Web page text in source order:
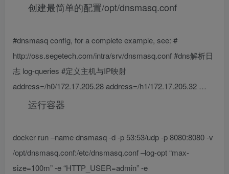
创建最简单的配置/opt/dnsmasq.conf
#dnsmasq config, for a complete example, see: #
http://oss.segetech.com/intra/srv/dnsmasq.conf #dns解析日
志 log-queries #定义主机与IP映射
address=/h0/172.17.205.28 address=/h1/172.17.205.32 …
运行容器
docker run –name dnsmasq -d -p 53:53/udp -p 8080:8080 -v
/opt/dnsmasq.conf:/etc/dnsmasq.conf –log-opt “max-
size=100m” -e “HTTP_USER=admin” -e